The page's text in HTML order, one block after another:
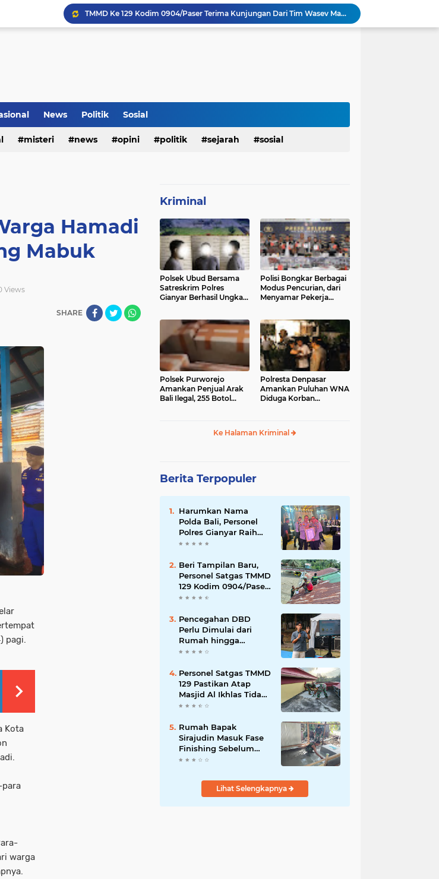
TMMD Ke 129 Kodim 0904/Paser Terima Kunjungan Dari Tim Wasev Mabesad
Personel Satgas TMMD 129 Kodim 0904/Paser Ciptakan Lingkungan Bersih
Rumah Bapak Sirajudin Masuk Fase Finishing Sebelum Diserahkan
News Politik Sosial
misteri news opini politik sejarah sosial
Hamadi
Mabuk
Views
SHARE
pagi.
Kota
para
warga
Kriminal
Polsek Ubud Bersama
Satreskrim Polres
Gianyar Berhasil Ungkap
Polisi Bongkar Berbagai
Modus Pencurian, dari
Menyamar Pekerja
Polsek Purworejo
Amankan Penjual Arak
Bali Ilegal, 255 Botol
Polresta Denpasar
Amankan Puluhan WNA
Diduga Korban
Ke Halaman Kriminal
Berita Terpopuler
Harumkan Nama
Polda Bali, Personel
Polres Gianyar Raih
Penghargaan
Beri Tampilan Baru,
Personel Satgas TMMD
129 Kodim 0904/Paser
Cat Atap Rumah
Pencegahan DBD
Perlu Dimulai dari
Rumah hingga
Lingkungan Sekolah
Personel Satgas TMMD
129 Pastikan Atap
Masjid Al Ikhlas Tidak
Bocor Lagi
Rumah Bapak
Sirajudin Masuk Fase
Finishing Sebelum
Diserahkan
Lihat Selengkapnya